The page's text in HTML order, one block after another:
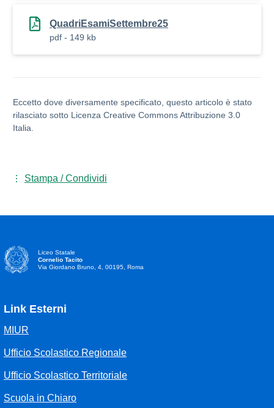
QuadriEsamiSettembre25
pdf - 149 kb
Eccetto dove diversamente specificato, questo articolo è stato
rilasciato sotto Licenza Creative Commons Attribuzione 3.0
Italia.
Stampa / Condividi
Liceo Statale
Cornelio Tacito
Via Giordano Bruno, 4, 00195, Roma
Link Esterni
MIUR
Ufficio Scolastico Regionale
Ufficio Scolastico Territoriale
Scuola in Chiaro